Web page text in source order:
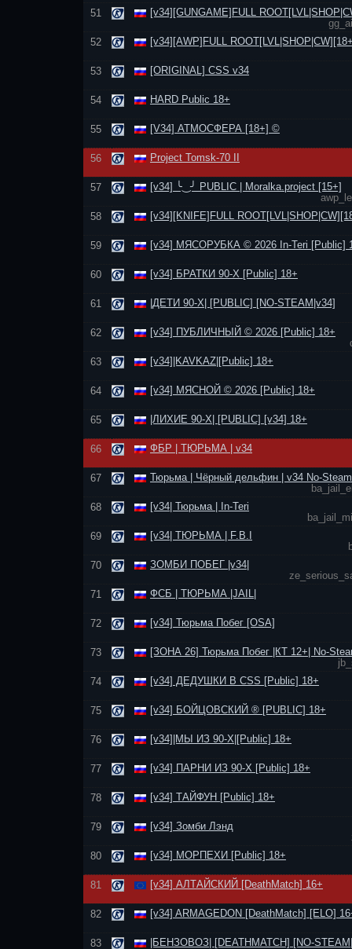
51
[v34][GUNGAME]FULL
52
[v34][AWP]FULL
53 [ORIGINAL] CSS v34
54 HARD Public 18+
55 [V34] АТМОСФЕРА [18+] ©
56 Project Tomsk-70 II
57
[v34] ╰‿╯ PUBLIC | Moralka.project [15+]
58
[v34][KNIFE]FULL
59 [v34] МЯСОРУБКА © 2026 In-Teri [Public]
60 [v34] БРАТКИ 90-Х [Public] 18+
61 |ДЕТИ 90-Х| [PUBLIC] [NO-STEAM|v34]
62
[v34] ПУБЛИЧНЫЙ © 2026 [Public] 18+
63
[v34]|KAVKAZ|[Public] 18+
64 [v34] МЯСНОЙ © 2026 [Public] 18+
65 |ЛИХИЕ 90-Х| [PUBLIC] [v34] 18+
66 ФБР | ТЮРЬМА | v34
67
Тюрьма | Чёрный дельфин | v34 No-Steam
68
[v34| Тюрьма | In-Teri
69
[v34| ТЮРЬМА | F.B.I
70
ЗОМБИ ПОБЕГ |v34|
71
ФСБ | ТЮРЬМА |JAIL|
72 [v34] Тюрьма Побег [OSA]
73
[ЗОНА 26] Тюрьма Побег |КТ 12+| No-
74
[v34] ДЕДУШКИ В CSS [Public] 18+
75 [v34] БОЙЦОВСКИЙ ® [PUBLIC] 18+
76 [v34]|МЫ ИЗ 90-Х|[Public] 18+
77 [v34] ПАРНИ ИЗ 90-Х [Public] 18+
78 [v34] ТАЙФУН [Public] 18+
79
[v34] Зомби Лэнд
80
[v34] МОРПЕХИ [Public] 18+
81 [v34] АЛТАЙСКИЙ [DeathMatch] 16+
82 [v34] ARMAGEDON [DeathMatch] [ELO]
83 |БЕНЗОВОЗ| [DEATHMATCH] [NO-